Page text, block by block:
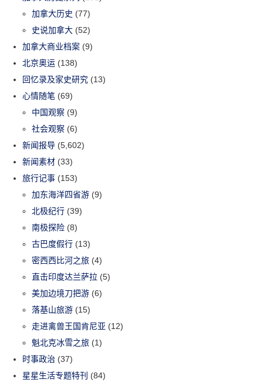
加拿大历史 (77)
史说加拿大 (52)
加拿大商业档案 (9)
北京奥运 (138)
回忆录及家史研究 (13)
心情随笔 (69)
中国观察 (9)
社会观察 (6)
新闻报导 (5,602)
新闻素材 (33)
旅行记事 (153)
加东海洋四省游 (9)
北极纪行 (39)
南极探险 (8)
古巴度假行 (13)
密西西比河之旅 (4)
直击印度达兰萨拉 (5)
美加边境刀把游 (6)
落基山旅游 (15)
走进禽兽王国肯尼亚 (12)
魁北克冰雪之旅 (1)
时事政治 (37)
星星生活专题特刊 (84)